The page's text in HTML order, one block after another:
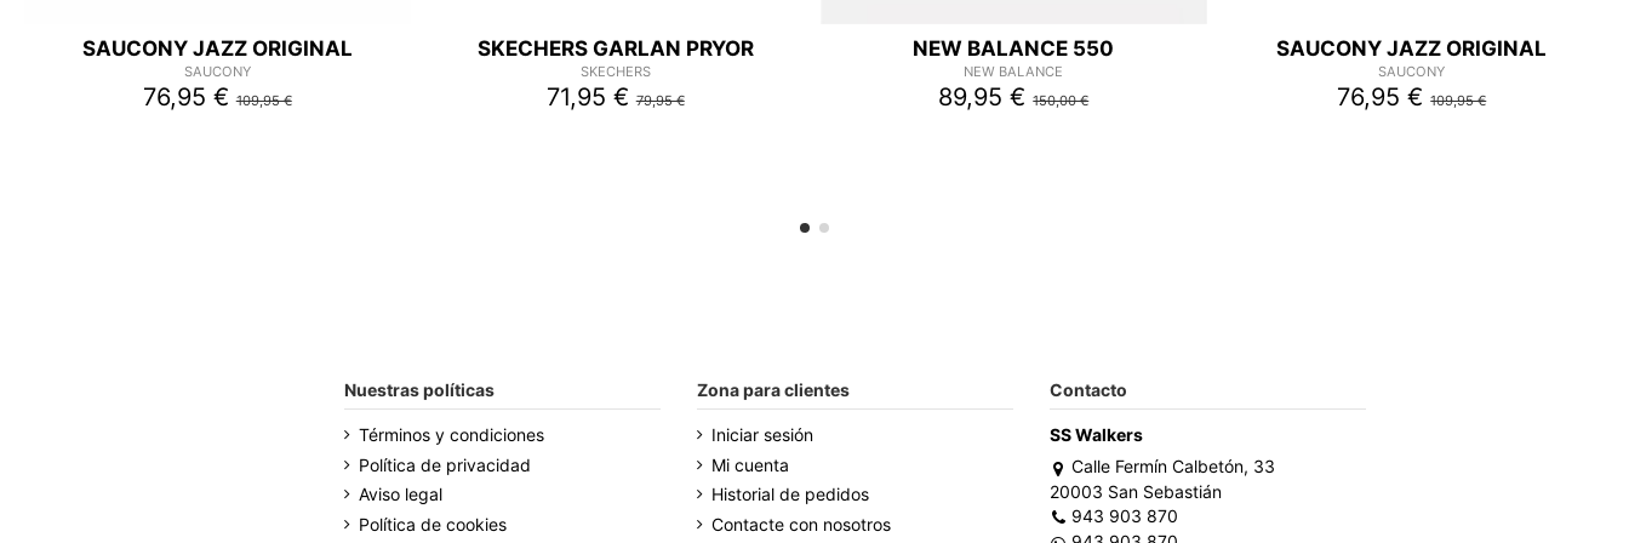
SAUCONY JAZZ ORIGINAL
SAUCONY
76,95 €109,95 €
SKECHERS GARLAN PRYOR
SKECHERS
71,95 €79,95 €
NEW BALANCE 550
NEW BALANCE
89,95 €150,00 €
SAUCONY JAZZ ORIGINAL
SAUCONY
76,95 €109,95 €
Nuestras políticas
Términos y condiciones
Política de privacidad
Aviso legal
Política de cookies
Zona para clientes
Iniciar sesión
Mi cuenta
Historial de pedidos
Contacte con nosotros
Contacto
SS Walkers
Calle Fermín Calbetón, 33
20003 San Sebastián
943 903 870